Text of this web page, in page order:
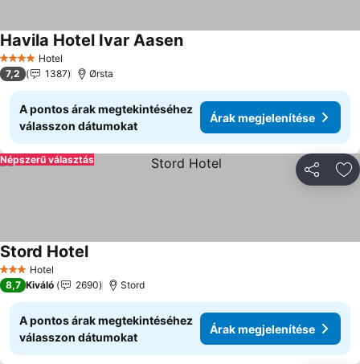
4 KategóriaHotel
Havila Hotel Ivar Aasen
7,2 1387 Ørsta
A pontos árak megtekintéséhez
válasszon dátumokat
Árak megjelenítése
Népszerű választás
3 Kategória
Hotel
Stord Hotel
8,7 Kiváló 2690 Stord
A pontos árak megtekintéséhez
válasszon dátumokat
Árak megjelenítése